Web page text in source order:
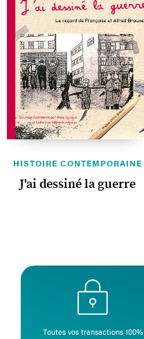
HISTOIRE CONTEMPORAINE
J'ai dessiné la guerre
Toutes vos transactions 100%